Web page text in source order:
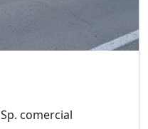
Sp. comercial